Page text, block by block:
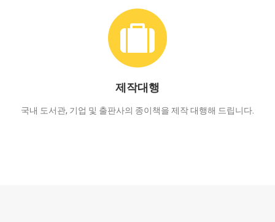
제작대행
국내 도서관, 기업 및 출판사의 종이책을 제작 대행해 드립니다.